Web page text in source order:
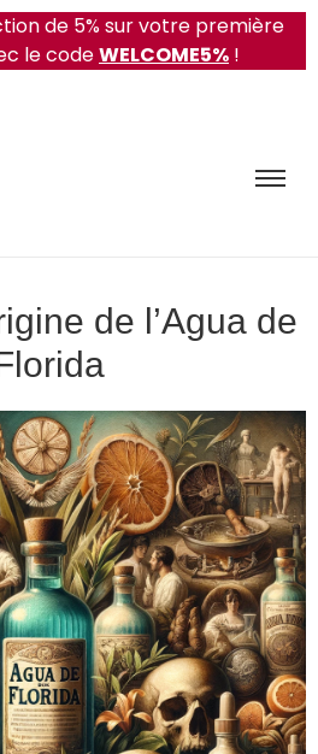
de 5% sur votre première
le codeWELCOME5% !
de l’Agua de